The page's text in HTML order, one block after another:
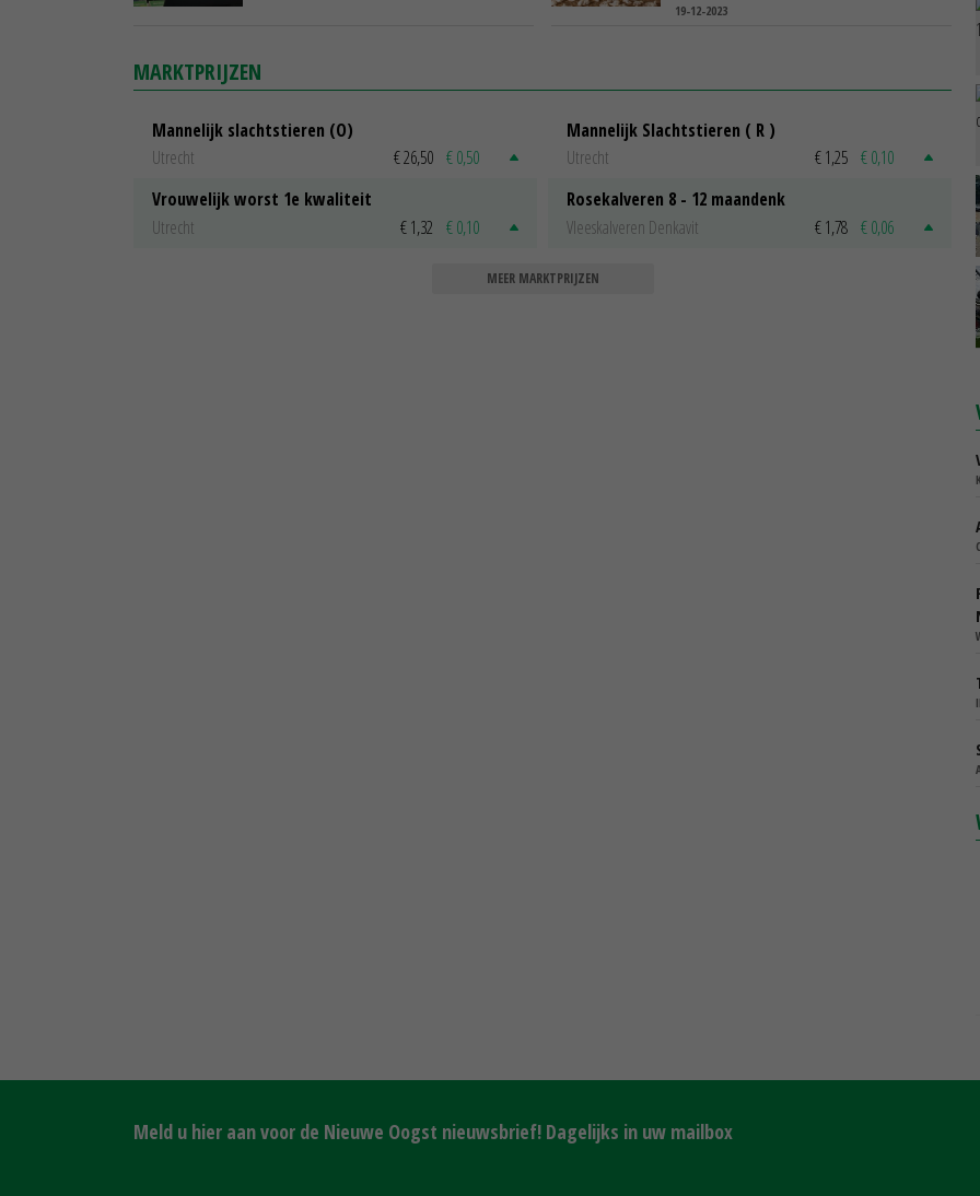
19-12-2023
MARKTPRIJZEN
Mannelijk slachtstieren (O)
Utrecht
€ 26,50 € 0,50
Vrouwelijk worst 1e kwaliteit
Utrecht
€ 1,32 € 0,10
Mannelijk Slachtstieren ( R )
Utrecht
€ 1,25 € 0,10
Rosekalveren 8 - 12 maandenk
Vleeskalveren Denkavit
€ 1,78 € 0,06
MEER MARKTPRIJZEN
Meld u hier aan voor de Nieuwe Oogst nieuwsbrief! Dagelijks in uw mailbox